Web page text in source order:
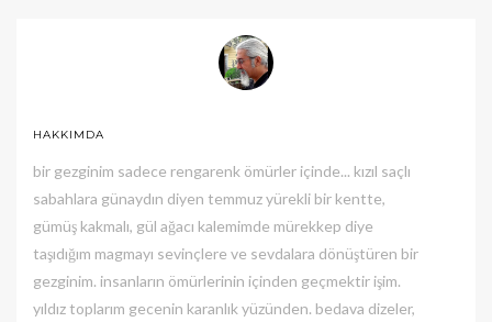
HAKKIMDA
bir gezginim sadece rengarenk ömürler içinde... kızıl saçlı
sabahlara günaydın diyen temmuz yürekli bir kentte,
gümüş kakmalı, gül ağacı kalemimde mürekkep diye
taşıdığım magmayı sevinçlere ve sevdalara dönüştüren bir
gezginim. insanların ömürlerinin içinden geçmektir işim.
yıldız toplarım gecenin karanlık yüzünden. bedava dizeler,